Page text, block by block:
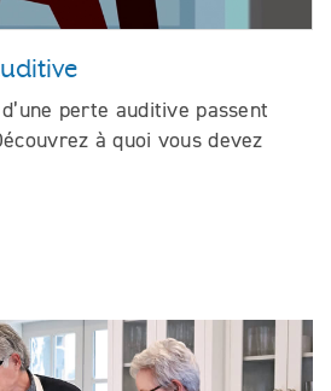
perte auditive passent
à quoi vous devez